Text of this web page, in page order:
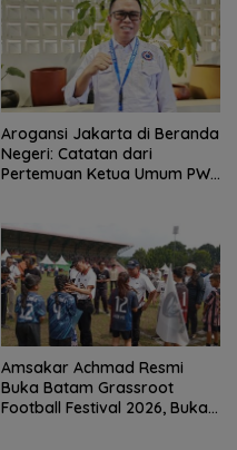
Arogansi Jakarta di Beranda
Negeri: Catatan dari
Pertemuan Ketua Umum PWI
Amsakar Achmad Resmi
Buka Batam Grassroot
Football Festival 2026, Buka